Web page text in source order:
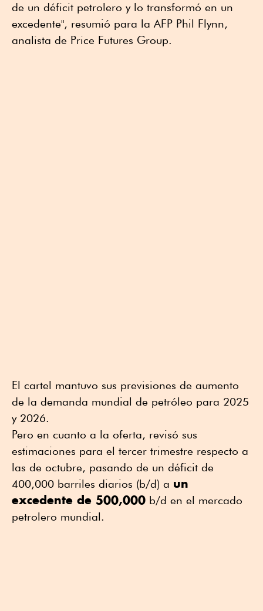
de un déficit petrolero y lo transformó en un
excedente", resumió para la AFP Phil Flynn,
analista de Price Futures Group.
El cartel mantuvo sus previsiones de aumento
de la demanda mundial de petróleo para 2025
y 2026.
Pero en cuanto a la oferta, revisó sus
estimaciones para el tercer trimestre respecto a
las de octubre, pasando de un déficit de
400,000 barriles diarios (b/d) a un
excedente de 500,000 b/d en el mercado
petrolero mundial.